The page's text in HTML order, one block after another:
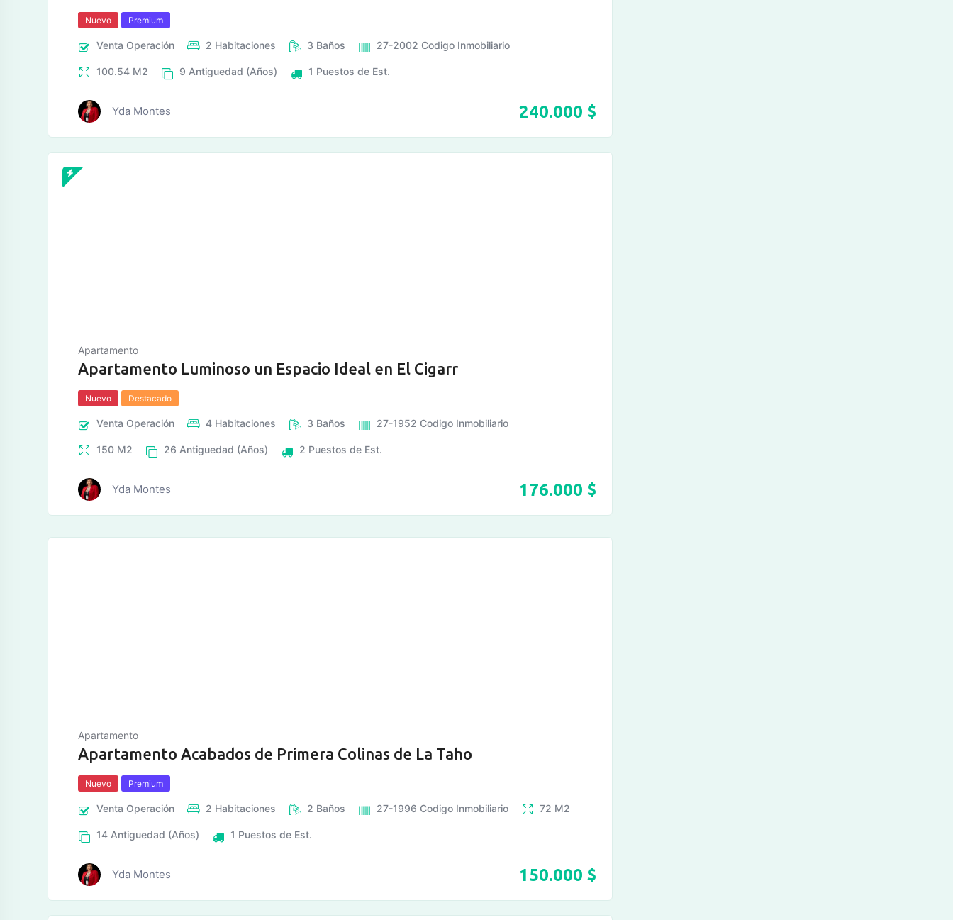
Nuevo Premium
Venta Operación 2 Habitaciones 3 Baños 27-2002 Codigo Inmobiliario
100.54 M2 9 Antiguedad (Años) 1 Puestos de Est.
Yda Montes 240.000 $
Apartamento
Apartamento Luminoso un Espacio Ideal en El Cigarr
Nuevo Destacado
Venta Operación 4 Habitaciones 3 Baños 27-1952 Codigo Inmobiliario
150 M2 26 Antiguedad (Años) 2 Puestos de Est.
Yda Montes 176.000 $
Apartamento
Apartamento Acabados de Primera Colinas de La Taho
Nuevo Premium
Venta Operación 2 Habitaciones 2 Baños 27-1996 Codigo Inmobiliario 72 M2
14 Antiguedad (Años) 1 Puestos de Est.
Yda Montes 150.000 $